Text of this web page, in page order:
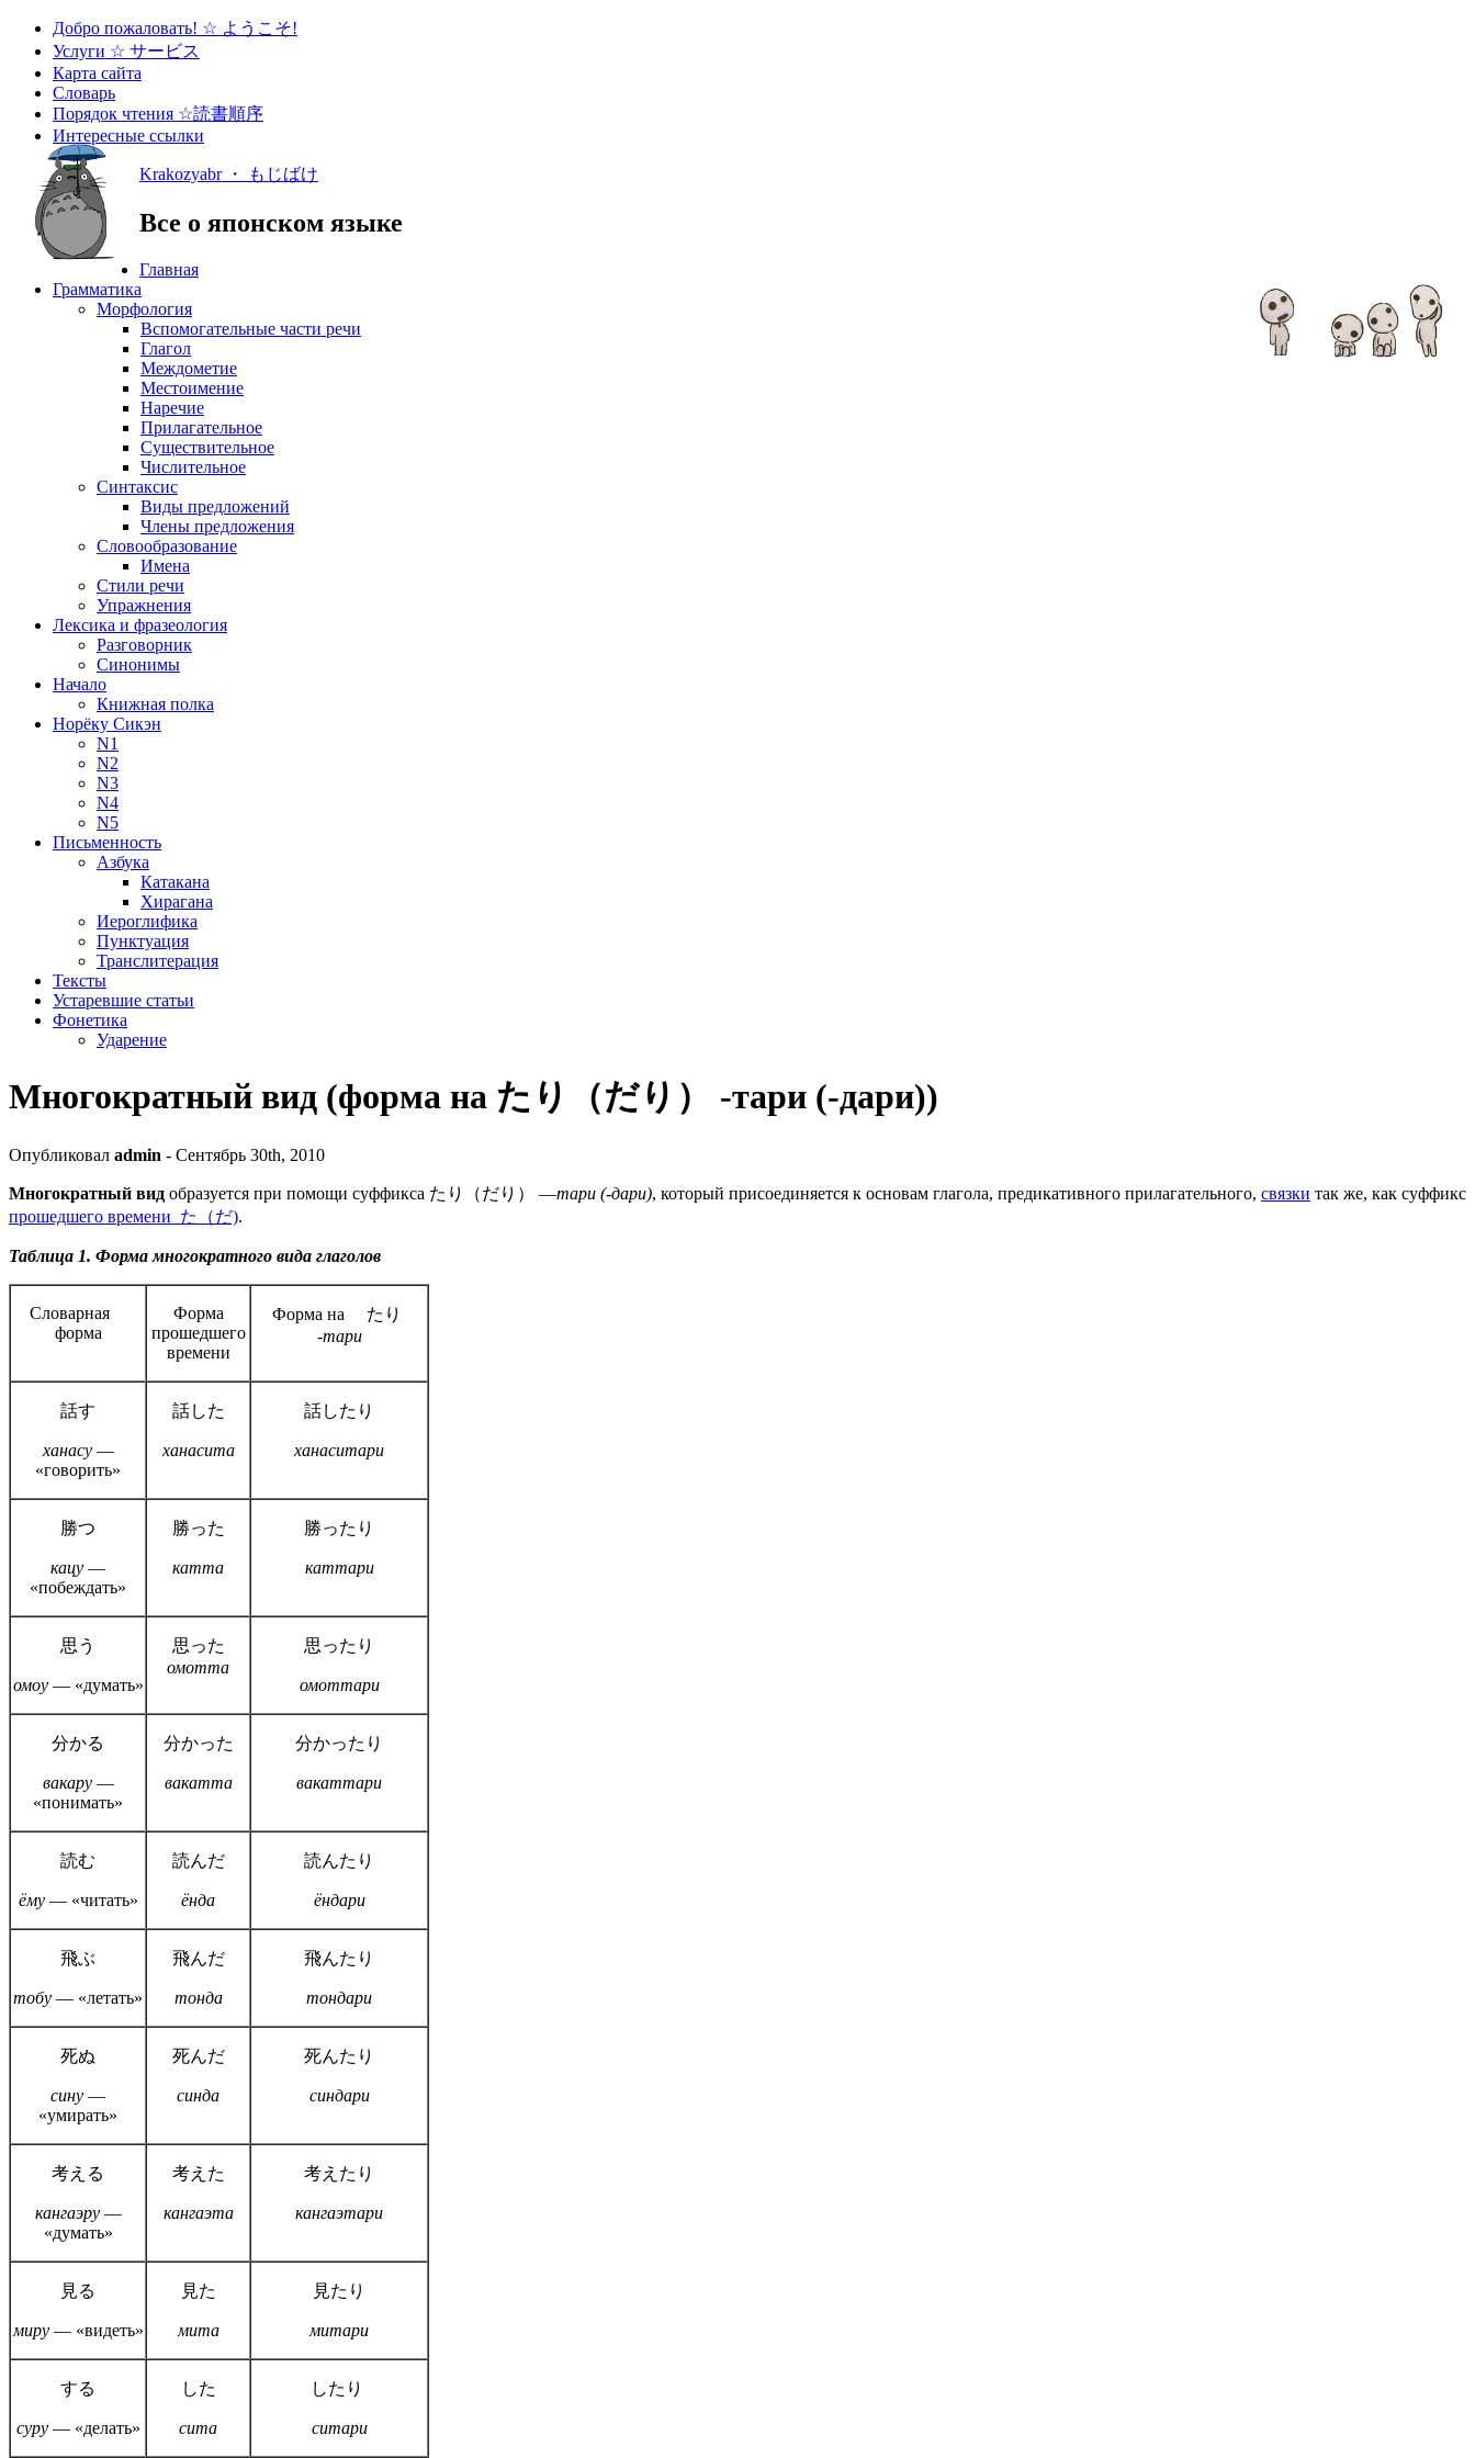
Добро пожаловать! ☆ ようこそ!
Услуги ☆ サービス
Карта сайта
Словарь
Порядок чтения ☆読書順序
Интересные ссылки
Krakozyabr ・ もじばけ
Все о японском языке
Главная
Грамматика
Морфология
Вспомогательные части речи
Глагол
Междометие
Местоимение
Наречие
Прилагательное
Существительное
Числительное
Синтаксис
Виды предложений
Члены предложения
Словообразование
Имена
Стили речи
Упражнения
Лексика и фразеология
Разговорник
Синонимы
Начало
Книжная полка
Норёку Сикэн
N1
N2
N3
N4
N5
Письменность
Азбука
Катакана
Хирагана
Иероглифика
Пунктуация
Транслитерация
Тексты
Устаревшие статьи
Фонетика
Ударение
Многократный вид (форма на たり（だり） -тари (-дари))
Опубликовал admin - Сентябрь 30th, 2010
Многократный вид образуется при помощи суффикса たり（だり） —тари (-дари), который присоединяется к основам глагола, предикативного прилагательного, связки так же, как суффикс
прошедшего времени た（だ).
Таблица 1. Форма многократного вида глаголов
Словарная
форма
Форма
прошедшего
времени
Форма на たり
-тари
話す
ханасу—
«говорить»
話した
ханасита
話したり
ханаситари
勝つ
кацу —
«побеждать»
勝った
катта
勝ったり
каттари
思う
омоу— «думать»
思った
омотта
思ったり
омоттари
分かる
вакару—
«понимать»
分かった
вакатта
分かったり
вакаттари
読む
ёму— «читать»
読んだ
ёнда
読んたり
ёндари
飛ぶ
тобу — «летать»
飛んだ
тонда
飛んたり
тондари
死ぬ
сину —
«умирать»
死んだ
синда
死んたり
синдари
考える
кангаэру—
«думать»
考えた
кангаэта
考えたり
кангаэтари
見る
миру— «видеть»
見た
мита
見たり
митари
する
суру— «делать»
した
сита
したり
ситари